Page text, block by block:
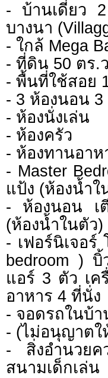
- บ้านเดี่ยว
บางนา
- ใกล้ Mega
- ที่ดิน 50 ตร.
- พื้นที่ใช้สอย
- 3 ห้องนอน 3
- ห้องนั่งเล่น
- ห้องครัว
- ห้องทานอาห
- Master
แป้ง (ห้องน้ำใ
- ห้องนอน เ
(ห้องน้ำในตัว)
- เฟอร์นิเจอร์
bedroom )
แอร์ 3 ตัว เค
อาหาร 4 ที่นั่ง
- จอดรถในบ้
- (ไม่อนุญาต
- สิ่งอำนวย
สนามเด็กเล่น